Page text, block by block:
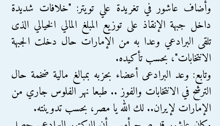
وأضاف عاشور في تغريدة علي تويتر: "خلافات شديدة
داخل جبهة الإنقاذ على توزيع المبلغ المالي الخيالي الذى
تلقى البرادعي وعدا به من الإمارات حال دخلت الجبهة
الانتخابات"، بحسب تأكيده.
وتابع: وعد البرادعى أعضاء بحزبه بمبالغ مالية ضخمة حال
الترشح في الانتخابات والفوز .. طبعا نهر الفلوس جاري من
الإمارات لإيران.. لك الله يا مصر، بحسب تدوينته.